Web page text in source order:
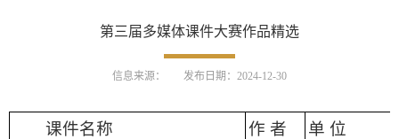
第三届多媒体课件大赛作品精选
信息来源： 发布日期：2024-12-30
课件名称 作 者
单 位